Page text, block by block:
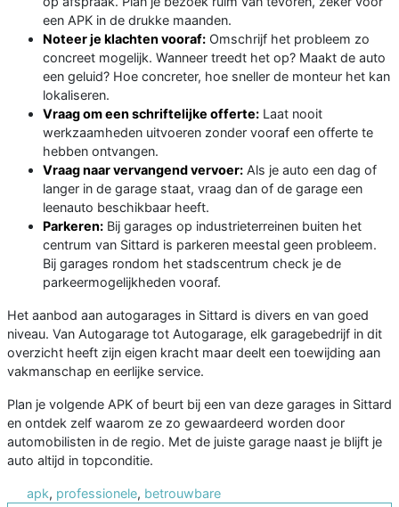
een APK in de drukke maanden.
Noteer je klachten vooraf: Omschrijf het probleem zo
concreet mogelijk. Wanneer treedt het op? Maakt de auto
een geluid? Hoe concreter, hoe sneller de monteur het kan
lokaliseren.
Vraag om een schriftelijke offerte: Laat nooit
werkzaamheden uitvoeren zonder vooraf een offerte te
hebben ontvangen.
Vraag naar vervangend vervoer: Als je auto een dag of
langer in de garage staat, vraag dan of de garage een
leenauto beschikbaar heeft.
Parkeren: Bij garages op industrieterreinen buiten het
centrum van Sittard is parkeren meestal geen probleem.
Bij garages rondom het stadscentrum check je de
parkeermogelijkheden vooraf.
Het aanbod aan autogarages in Sittard is divers en van goed
niveau. Van Autogarage tot Autogarage, elk garagebedrijf in dit
overzicht heeft zijn eigen kracht maar deelt een toewijding aan
vakmanschap en eerlijke service.
Plan je volgende APK of beurt bij een van deze garages in Sittard
en ontdek zelf waarom ze zo gewaardeerd worden door
automobilisten in de regio. Met de juiste garage naast je blijft je
auto altijd in topconditie.
apk, professionele, betrouwbare